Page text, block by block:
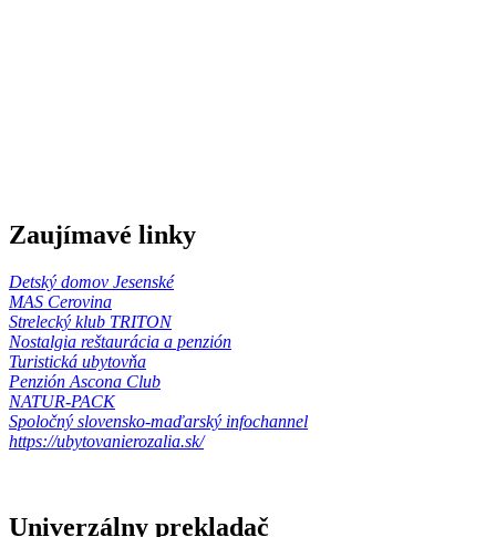
Zaujímavé linky
Detský domov Jesenské
MAS Cerovina
Strelecký klub TRITON
Nostalgia reštaurácia a penzión
Turistická ubytovňa
Penzión Ascona Club
NATUR-PACK
Spoločný slovensko-maďarský infochannel
https://ubytovanierozalia.sk/
Univerzálny prekladač